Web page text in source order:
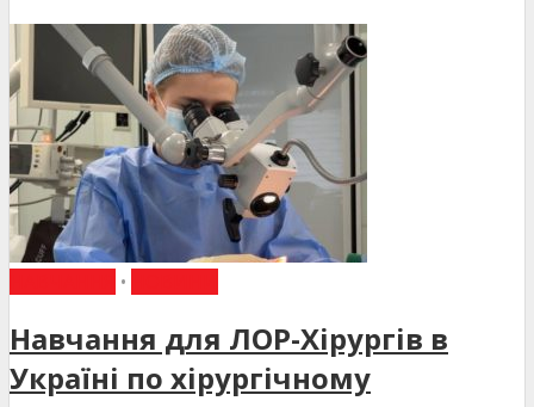
•
Навчання для ЛОР-Хірургів в
Україні по хірургічному